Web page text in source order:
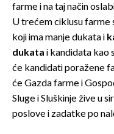
farme i na taj način
U trećem ciklusu farme
koji ima manje dukata i
dukata i kandidata kao
će kandidati poražene
će Gazda farme i
Sluge i Sluškinje žive u
poslove i zadatke po